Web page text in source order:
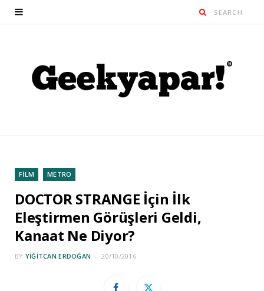
FİLM METRO
DOCTOR STRANGE İçin İlk
Eleştirmen Görüşleri Geldi,
Kanaat Ne Diyor?
BY YIĞITCAN ERDOĞAN 20/10/2016